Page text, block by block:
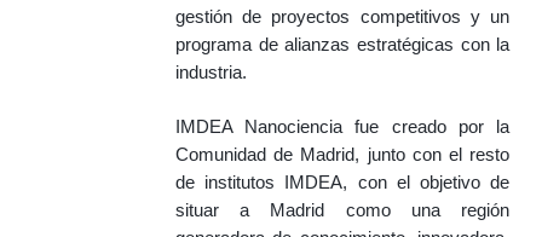
gestión de proyectos competitivos y un
programa de alianzas estratégicas con la
industria.
IMDEA Nanociencia fue creado por la
Comunidad de Madrid, junto con el resto
de institutos IMDEA, con el objetivo de
situar a Madrid como una región